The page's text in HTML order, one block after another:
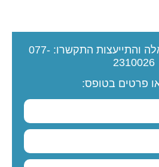
והתייעצות התקשרו: 077-
2310026
פרטים בטופס: